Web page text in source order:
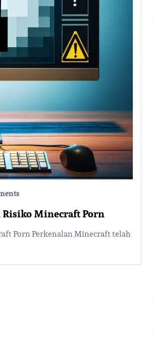
Minecraft Porn
Porn Perkenalan Minecraft telah